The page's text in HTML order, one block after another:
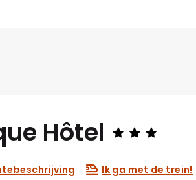
Hôtel
Ik ga met de trein!